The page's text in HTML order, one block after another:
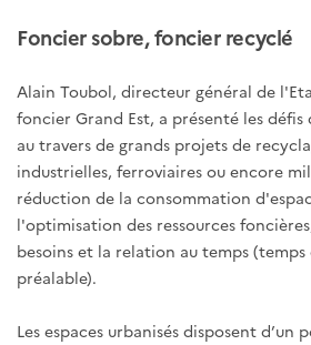
Foncier sobre, foncier recyclé
Alain Toubol, directeur général de
foncier Grand Est, a présenté les
au travers de grands projets de
industrielles, ferroviaires ou encore
réduction de la consommation
l'optimisation des ressources
besoins et la relation au temps
préalable).
Les espaces urbanisés disposent